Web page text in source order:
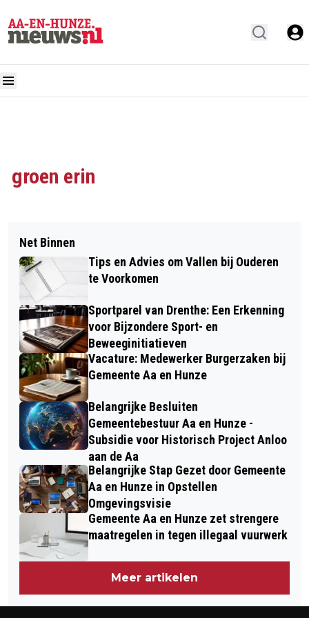
groen erin
Net Binnen
Tips en Advies om Vallen bij Ouderen
te Voorkomen
Sportparel van Drenthe: Een Erkenning
voor Bijzondere Sport- en
Beweeginitiatieven
Vacature: Medewerker Burgerzaken bij
Gemeente Aa en Hunze
Belangrijke Besluiten
Gemeentebestuur Aa en Hunze -
Subsidie voor Historisch Project Anloo
aan de Aa
Belangrijke Stap Gezet door Gemeente
Aa en Hunze in Opstellen
Omgevingsvisie
Gemeente Aa en Hunze zet strengere
maatregelen in tegen illegaal vuurwerk
Meer artikelen